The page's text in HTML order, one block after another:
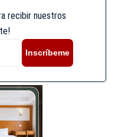
recibir nuestros
Inscríbeme